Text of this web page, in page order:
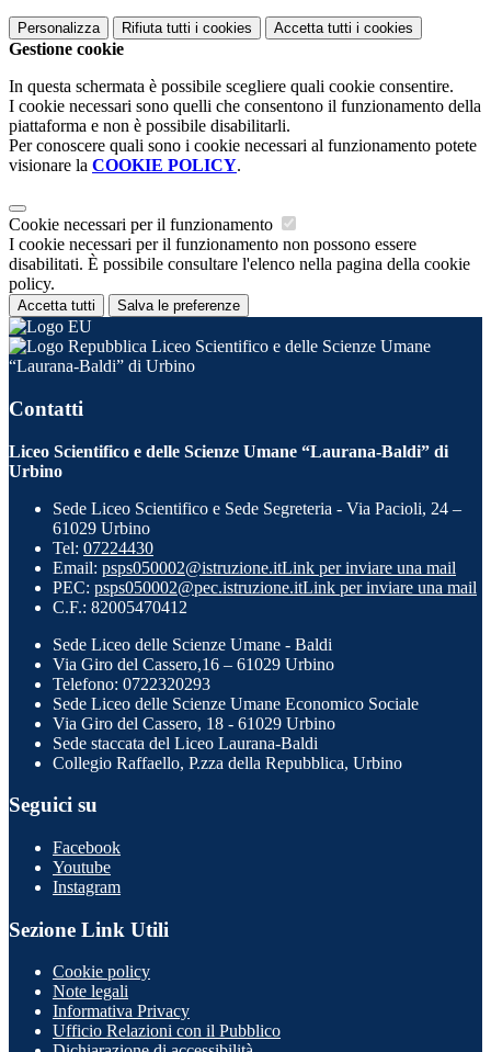
Personalizza Rifiuta tutti i cookies Accetta tutti i cookies
Gestione cookie
In questa schermata è possibile scegliere quali cookie consentire.
I cookie necessari sono quelli che consentono il funzionamento della
piattaforma e non è possibile disabilitarli.
Per conoscere quali sono i cookie necessari al funzionamento potete
visionare la COOKIE POLICY.
Cookie necessari per il funzionamento
I cookie necessari per il funzionamento non possono essere
disabilitati. È possibile consultare l'elenco nella pagina della cookie
policy.
Accetta tutti Salva le preferenze
Liceo Scientifico e delle Scienze Umane
“Laurana-Baldi” di Urbino
Contatti
Liceo Scientifico e delle Scienze Umane “Laurana-Baldi” di
Urbino
Sede Liceo Scientifico e Sede Segreteria - Via Pacioli, 24 –
61029 Urbino
Tel: 07224430
Email: psps050002@istruzione.itLink per inviare una mail
PEC: psps050002@pec.istruzione.itLink per inviare una mail
C.F.: 82005470412
Sede Liceo delle Scienze Umane - Baldi
Via Giro del Cassero,16 – 61029 Urbino
Telefono: 0722320293
Sede Liceo delle Scienze Umane Economico Sociale
Via Giro del Cassero, 18 - 61029 Urbino
Sede staccata del Liceo Laurana-Baldi
Collegio Raffaello, P.zza della Repubblica, Urbino
Seguici su
Facebook
Youtube
Instagram
Sezione Link Utili
Cookie policy
Note legali
Informativa Privacy
Ufficio Relazioni con il Pubblico